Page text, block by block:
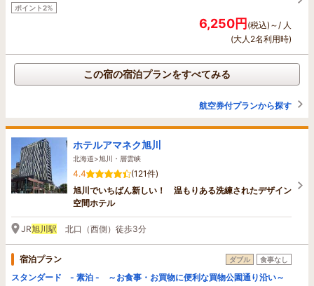
ポイント2%
6,250円(税込)～/ 人
(大人2名利用時)
この宿の宿泊プランをすべてみる
航空券付プランから探す
ホテルアマネク旭川
北海道>旭川・層雲峡
4.4
(121件)
旭川でいちばん新しい！ 温もりある洗練されたデザイン
空間ホテル
JR旭川駅 北口（西側）徒歩3分
宿泊プラン ダブル 食事なし
スタンダード - 素泊 - ～お食事・お買物に便利な買物公園通り沿い～